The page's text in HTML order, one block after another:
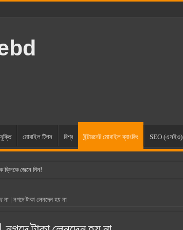
মোবাইল টিপস বিশ্ব ইন্টারনেট মোবাইল ব্যাংকিং SEO (এসইও)
ক্লিকে জেনে নিন!
না | নগদে টাকা লেনদেন হয় না